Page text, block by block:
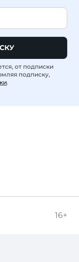
от подписки
подписку,
.
16+